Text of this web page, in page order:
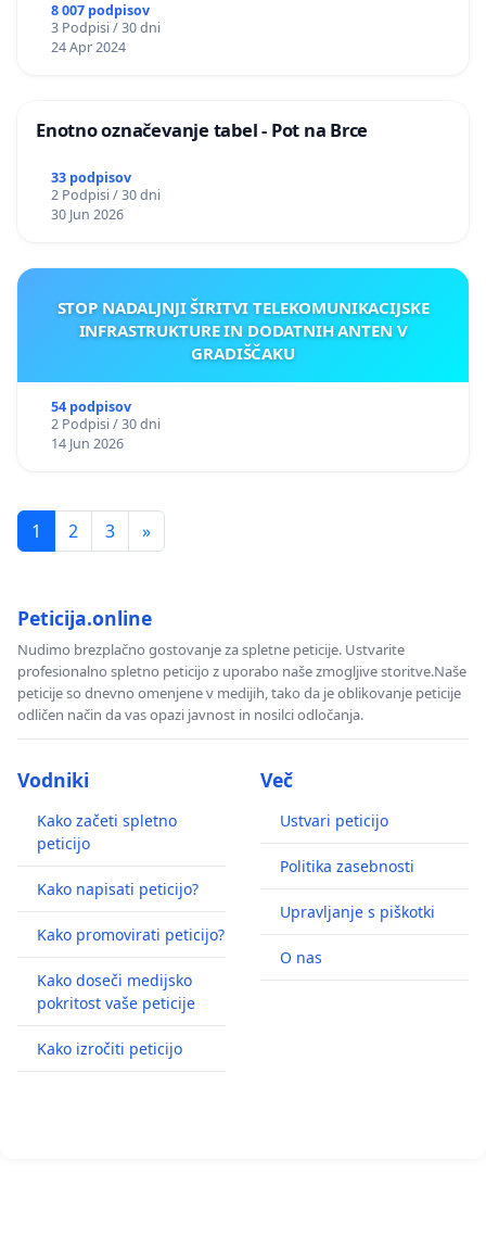
8 007 podpisov
3 Podpisi / 30 dni
24 Apr 2024
Enotno označevanje tabel - Pot na Brce
33 podpisov
2 Podpisi / 30 dni
30 Jun 2026
STOP NADALJNJI ŠIRITVI TELEKOMUNIKACIJSKE
INFRASTRUKTURE IN DODATNIH ANTEN V
GRADIŠČAKU
54 podpisov
2 Podpisi / 30 dni
14 Jun 2026
1 2 3 »
Peticija.online
Nudimo brezplačno gostovanje za spletne peticije. Ustvarite
profesionalno spletno peticijo z uporabo naše zmogljive storitve.Naše
peticije so dnevno omenjene v medijih, tako da je oblikovanje peticije
odličen način da vas opazi javnost in nosilci odločanja.
Vodniki
Kako začeti spletno
peticijo
Kako napisati peticijo?
Kako promovirati peticijo?
Kako doseči medijsko
pokritost vaše peticije
Kako izročiti peticijo
Več
Ustvari peticijo
Politika zasebnosti
Upravljanje s piškotki
O nas